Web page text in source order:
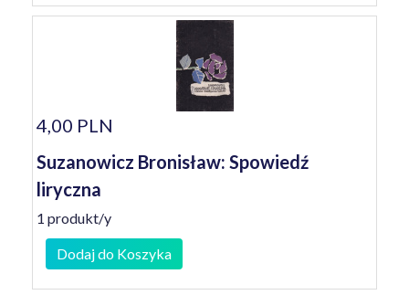
4,00 PLN
Suzanowicz Bronisław: Spowiedź
liryczna
1 produkt/y
Dodaj do Koszyka